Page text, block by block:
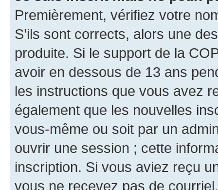
Premièrement, vérifiez votre
S’ils sont corrects, alors une
produite. Si le support de la
avoir en dessous de 13 ans
les instructions que vous avez
également que les nouvelles
vous-même ou soit par un
ouvrir une session ; cette
inscription. Si vous aviez reçu
vous ne recevez pas de